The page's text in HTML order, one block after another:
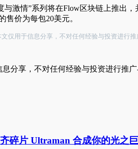
与激情”系列将在Flow区块链上推出，
售价为每包20美元。
文仅用于信息分享，不对任何经验与投资进行
分享，不对任何经验与投资进行推
齐碎片 Ultraman 合成你的光之